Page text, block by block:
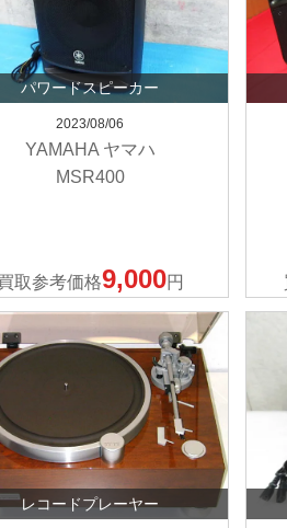
パワードスピーカー
2023/08/06
YAMAHA ヤマハ
MSR400
取参考価格9,000円
レコードプレーヤー